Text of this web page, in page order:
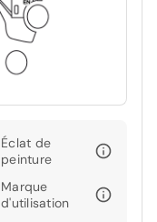
Éclat de
peinture
Marque
d'utilisation